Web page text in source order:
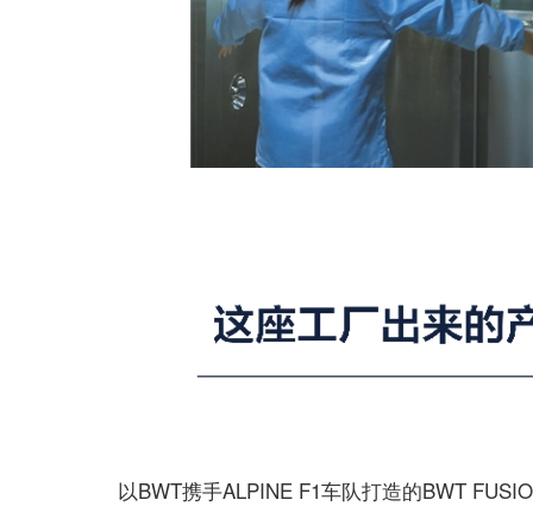
以BWT携手ALPINE F1车队打造的BWT